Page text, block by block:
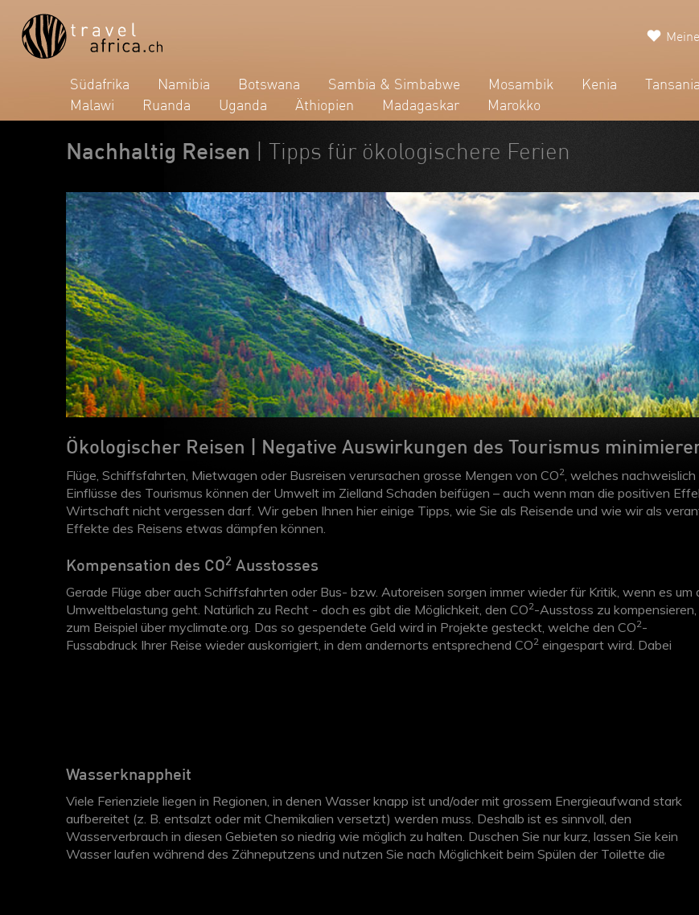
Südafrika Namibia Botswana Sambia & Simbabwe Mosambik Kenia
Malawi
Ruanda Uganda Äthiopien Madagaskar Marokko
Nachhaltig Reisen | Tipps für ökologischere Ferien
Ökologischer Reisen | Negative Auswirkungen des Tourismus
Flüge, Schiffsfahrten, Mietwagen oder Busreisen verursachen grosse Mengen von CO2, welches
Einflüsse des Tourismus können der Umwelt im Zielland Schaden beifügen – auch wenn man die positiven
Wirtschaft nicht vergessen darf. Wir geben Ihnen hier einige Tipps, wie Sie als Reisende und wie wir als
Effekte des Reisens etwas dämpfen können.
Kompensation des CO2 Ausstosses
Gerade Flüge aber auch Schiffsfahrten oder Bus- bzw. Autoreisen sorgen immer wieder für Kritik, wenn es um
Umweltbelastung geht. Natürlich zu Recht - doch es gibt die Möglichkeit, den CO2-Ausstoss zu kompensieren,
zum Beispiel über myclimate.org. Das so gespendete Geld wird in Projekte gesteckt, welche den CO2-
Fussabdruck Ihrer Reise wieder auskorrigiert, in dem andernorts entsprechend CO2 eingespart wird. Dabei
Wasserknappheit
Viele Ferienziele liegen in Regionen, in denen Wasser knapp ist und/oder mit grossem Energieaufwand stark
aufbereitet (z. B. entsalzt oder mit Chemikalien versetzt) werden muss. Deshalb ist es sinnvoll, den
Wasserverbrauch in diesen Gebieten so niedrig wie möglich zu halten. Duschen Sie nur kurz, lassen Sie kein
Wasser laufen während des Zähneputzens und nutzen Sie nach Möglichkeit beim Spülen der Toilette die